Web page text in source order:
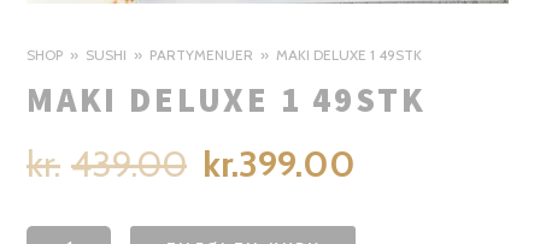
SHOP SUSHI PARTYMENUER MAKI DELUXE 1 49STK
MAKI DELUXE 1 49STK
kr. 439.00 kr.399.00